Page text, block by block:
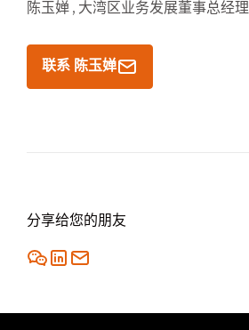
陈玉婵 , 大湾区业务发展董事总经理
联系 陈玉婵
分享给您的朋友